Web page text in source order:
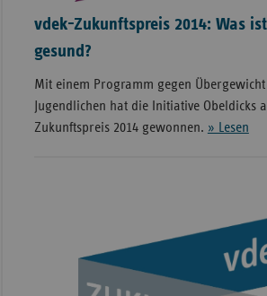
vdek-Zukunftspreis 2014: Was
gesund?
Mit einem Programm gegen
Jugendlichen hat die Initiative Obeldicks
Zukunftspreis 2014 gewonnen. » Lesen